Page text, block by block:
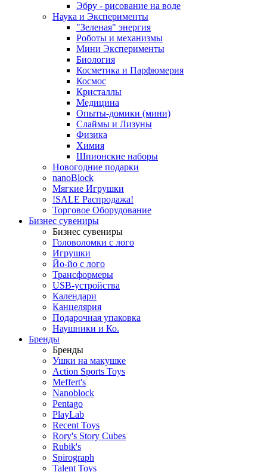
Эбру - рисование на воде
Наука и Эксперименты
"Зеленая" энергия
Роботы и механизмы
Мини Эксперименты
Биология
Косметика и Парфюмерия
Космос
Кристаллы
Медицина
Опыты-домики (мини)
Слаймы и Лизуны
Физика
Химия
Шпионские наборы
Новогодние подарки
nanoBlock
Мягкие Игрушки
!SALE Распродажа!
Торговое Оборудование
Бизнес сувениры
Бизнес сувениры
Головоломки с лого
Игрушки
Йо-йо с лого
Трансформеры
USB-устройства
Календари
Канцелярия
Подарочная упаковка
Наушники и Ко.
Бренды
Бренды
Ушки на макушке
Action Sports Toys
Meffert's
Nanoblock
Pentago
PlayLab
Recent Toys
Rory's Story Cubes
Rubik's
Spirograph
Talent Toys